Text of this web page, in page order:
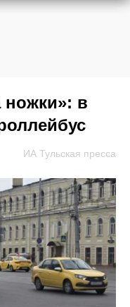
ножки»: в
ИА Тульская пресса